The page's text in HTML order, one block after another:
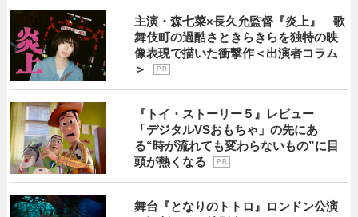
主演・森七菜×長久允監督『炎上』 歌
舞伎町の過酷さときらきらを独特の映
像表現で描いた衝撃作＜出演者コラム
＞
P R
『トイ・ストーリー５』レビュー
「デジタルVSおもちゃ」の先にあ
る“時が流れても変わらないもの”に目
頭が熱くなる
P R
舞台『となりのトトロ』ロンドン公演